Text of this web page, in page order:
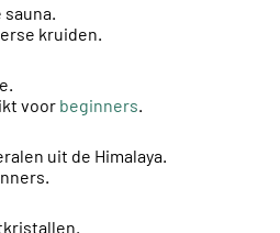
kruiden.
voor beginners.
uit de Himalaya.